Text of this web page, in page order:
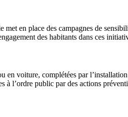
en place des campagnes de
des habitants dans ces
en voiture, complétées par
à l’ordre public par des actions